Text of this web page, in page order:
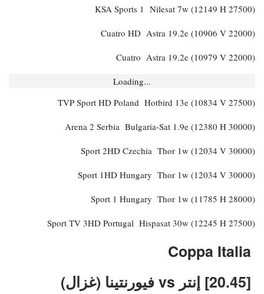
KSA Sports 1 Nilesat 7w (12149 H 27500)
Cuatro HD Astra 19.2e (10906 V 22000)
Cuatro Astra 19.2e (10979 V 22000)
Loading...
TVP Sport HD Poland Hotbird 13e (10834 V 27500)
Arena 2 Serbia Bulgaria-Sat 1.9e (12380 H 30000)
Sport 2HD Czechia Thor 1w (12034 V 30000)
Sport 1HD Hungary Thor 1w (12034 V 30000)
Sport 1 Hungary Thor 1w (11785 H 28000)
Sport TV 3HD Portugal Hispasat 30w (12245 H 27500)
[20.45] إنتر vs فيورنتينا (غزال)